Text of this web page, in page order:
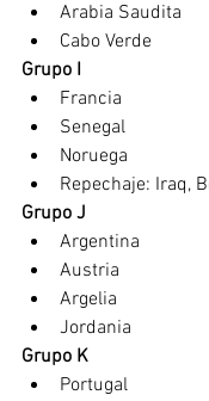
Arabia Saudita
Cabo Verde
Grupo I
Francia
Senegal
Noruega
Repechaje: Iraq,
Grupo J
Argentina
Austria
Argelia
Jordania
Grupo K
Portugal